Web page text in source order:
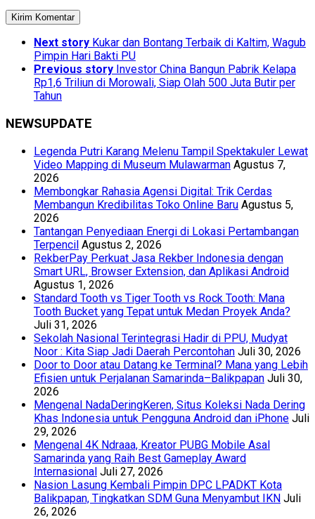
Next story Kukar dan Bontang Terbaik di Kaltim, Wagub
Pimpin Hari Bakti PU
Previous story Investor China Bangun Pabrik Kelapa
Rp1,6 Triliun di Morowali, Siap Olah 500 Juta Butir per
Tahun
NEWSUPDATE
Legenda Putri Karang Melenu Tampil Spektakuler Lewat
Video Mapping di Museum Mulawarman Agustus 7,
2026
Membongkar Rahasia Agensi Digital: Trik Cerdas
Membangun Kredibilitas Toko Online Baru Agustus 5,
2026
Tantangan Penyediaan Energi di Lokasi Pertambangan
Terpencil Agustus 2, 2026
RekberPay Perkuat Jasa Rekber Indonesia dengan
Smart URL, Browser Extension, dan Aplikasi Android
Agustus 1, 2026
Standard Tooth vs Tiger Tooth vs Rock Tooth: Mana
Tooth Bucket yang Tepat untuk Medan Proyek Anda?
Juli 31, 2026
Sekolah Nasional Terintegrasi Hadir di PPU, Mudyat
Noor : Kita Siap Jadi Daerah Percontohan Juli 30, 2026
Door to Door atau Datang ke Terminal? Mana yang Lebih
Efisien untuk Perjalanan Samarinda–Balikpapan Juli 30,
2026
Mengenal NadaDeringKeren, Situs Koleksi Nada Dering
Khas Indonesia untuk Pengguna Android dan iPhone Juli
29, 2026
Mengenal 4K Ndraaa, Kreator PUBG Mobile Asal
Samarinda yang Raih Best Gameplay Award
Internasional Juli 27, 2026
Nasion Lasung Kembali Pimpin DPC LPADKT Kota
Balikpapan, Tingkatkan SDM Guna Menyambut IKN Juli
26, 2026